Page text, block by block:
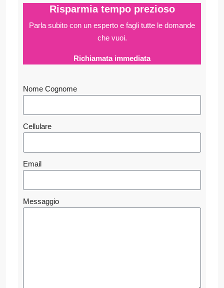
Risparmia tempo prezioso
Parla subito con un esperto e fagli tutte le domande
che vuoi.
Richiamata immediata
Nome Cognome
Cellulare
Email
Messaggio